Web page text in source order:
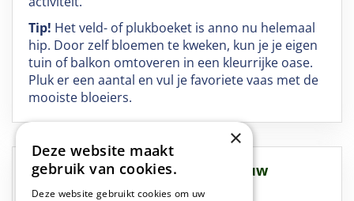
Tip! Het veld- of plukboeket is anno nu helemaal
hip. Door zelf bloemen te kweken, kun je je eigen
tuin of balkon omtoveren in een kleurrijke oase.
Pluk er een aantal en vul je favoriete vaas met de
mooiste bloeiers.
Kom bij tuincentrum van Ee jouw
gewenste zaden kopen
×
Deze website maakt
gebruik van cookies.
Deze website gebruikt cookies om uw